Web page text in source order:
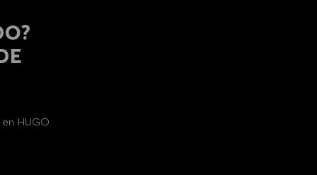
HUGO